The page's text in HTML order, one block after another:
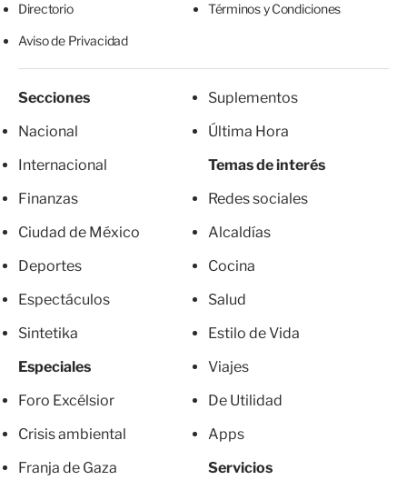
Directorio Términos y Condiciones
Aviso de Privacidad
Secciones
Nacional
Internacional
Finanzas
Ciudad de México
Deportes
Espectáculos
Sintetika
Especiales
Foro Excélsior
Crisis ambiental
Franja de Gaza
Suplementos
Última Hora
Temas de interés
Redes sociales
Alcaldías
Cocina
Salud
Estilo de Vida
Viajes
De Utilidad
Apps
Servicios